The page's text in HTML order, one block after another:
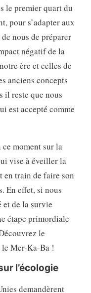
le premier quart du
pour s’adapter aux
nous de préparer
négatif de la
ère et celles de
anciens concepts
il reste que nous
est accepté comme
moment sur la
vise à éveiller la
en train de faire son
En effet, si nous
et de la survie
étape primordiale
le
Mer-Ka-Ba !
l’écologie
demandèrent